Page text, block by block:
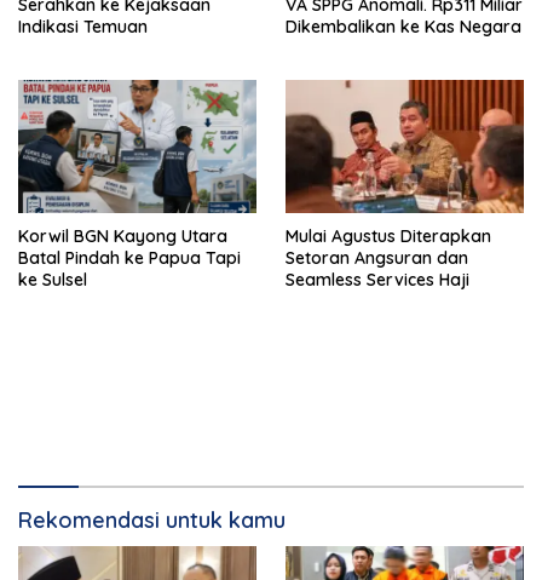
Serahkan ke Kejaksaan
Indikasi Temuan
VA SPPG Anomali. Rp311 Miliar
Dikembalikan ke Kas Negara
Korwil BGN Kayong Utara
Batal Pindah ke Papua Tapi
ke Sulsel
Mulai Agustus Diterapkan
Setoran Angsuran dan
Seamless Services Haji
Rekomendasi untuk kamu